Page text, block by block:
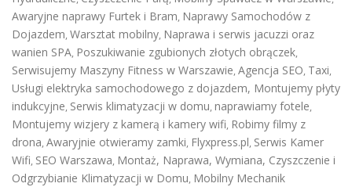
Awaryjne naprawy Furtek i Bram, Naprawy Samochodów z
Dojazdem, Warsztat mobilny, Naprawa i serwis jacuzzi oraz
wanien SPA, Poszukiwanie zgubionych złotych obrączek,
Serwisujemy Maszyny Fitness w Warszawie, Agencja SEO, Taxi,
Usługi elektryka samochodowego z dojazdem, Montujemy płyty
indukcyjne, Serwis klimatyzacji w domu, naprawiamy fotele,
Montujemy wizjery z kamerą i kamery wifi, Robimy filmy z
drona, Awaryjnie otwieramy zamki, Flyxpress.pl, Serwis Kamer
Wifi, SEO Warszawa, Montaż, Naprawa, Wymiana, Czyszczenie i
Odgrzybianie Klimatyzacji w Domu, Mobilny Mechanik